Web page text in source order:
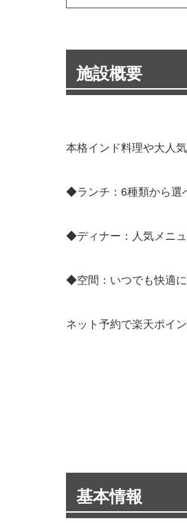
施設概要
本格インド料理や大人
◆ランチ：6種類から選
◆ディナー：人気メニ
◆空間：いつでも快適
ネット予約で楽天ポイ
基本情報